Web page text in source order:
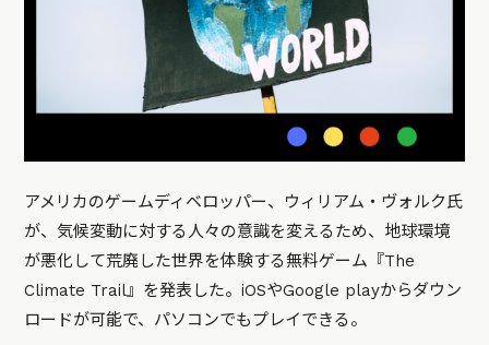
アメリカのゲームディベロッパー、ウィリアム・ヴォルク氏
が、気候変動に対する人々の意識を変えるため、地球環境
が悪化して荒廃した世界を体験する無料ゲーム『The
Climate Trail』を発表した。iOSやGoogle playからダウン
ロードが可能で、パソコンでもプレイできる。